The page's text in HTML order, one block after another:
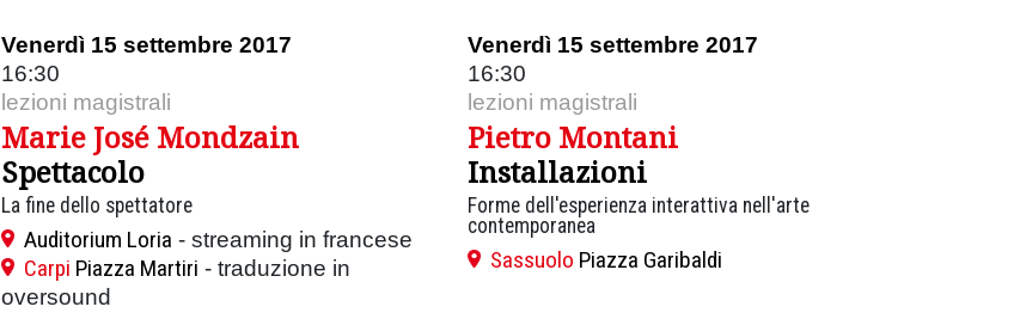
Venerdì 15 settembre 2017
16:30
lezioni magistrali
Marie José Mondzain
Spettacolo
La fine dello spettatore
Auditorium Loria - streaming in francese
Carpi Piazza Martiri - traduzione in
oversound
Venerdì 15 settembre 2017
16:30
lezioni magistrali
Pietro Montani
Installazioni
Forme dell'esperienza interattiva nell'arte
contemporanea
Sassuolo Piazza Garibaldi